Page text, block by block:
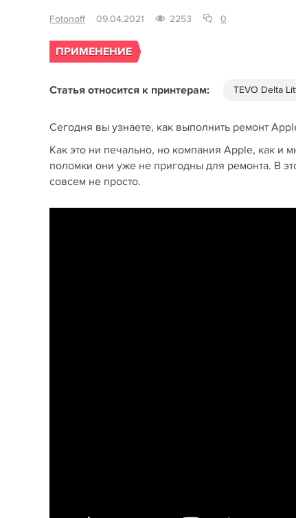
Fotonoff 09.04.2021 2253 0
ПРИМЕНЕНИЕ
Статья относится к принтерам: TEVO Delta
Сегодня вы узнаете, как выполнить ремонт
Как это ни печально, но компания Apple, как и
поломки они уже не пригодны для ремонта. В
совсем не просто.